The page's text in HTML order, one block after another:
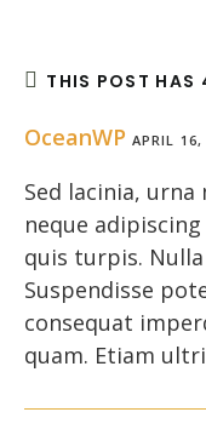
THIS POST HAS
OceanWP APRIL 16,
Sed lacinia,
neque
quis turpis.
Suspendisse
consequat
quam. Etiam